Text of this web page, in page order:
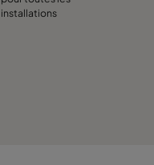
installations